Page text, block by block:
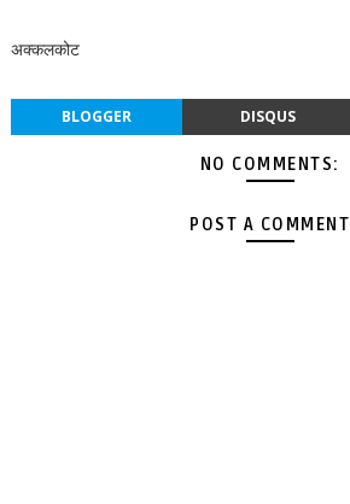
अक्कलकोट
BLOGGER DISQUS
NO COMMENTS:
POST A COMMENT